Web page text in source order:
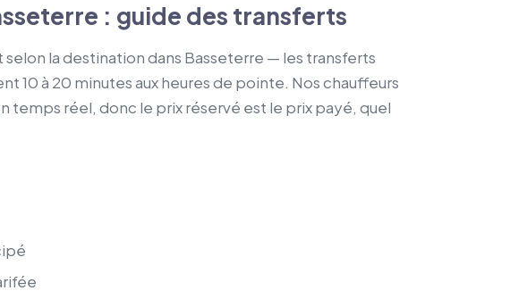
: guide des transferts
la destination dans Basseterre — les transferts
10 à 20 minutes aux heures de pointe. Nos chauffeurs
temps réel, donc le prix réservé est le prix payé, quel